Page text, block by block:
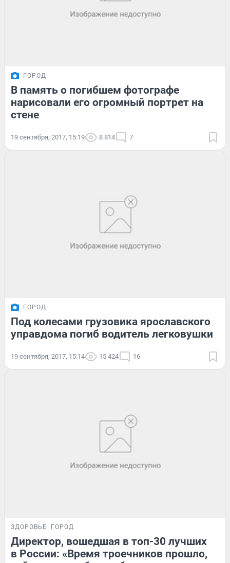
ГОРОД
В память о погибшем фотографе
нарисовали его огромный портрет на
стене
19 сентября, 2017, 15:19 8 814 7
ГОРОД
Под колесами грузовика ярославского
управдома погиб водитель легковушки
19 сентября, 2017, 15:14 15 424 16
ЗДОРОВЬЕ ГОРОД
Директор, вошедшая в топ-30 лучших
в России: «Время троечников прошло,